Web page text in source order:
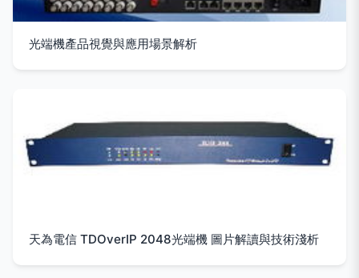
光端機產品視覺與應用場景解析
天為電信 TDOverIP 2048光端機 圖片解讀與技術淺析